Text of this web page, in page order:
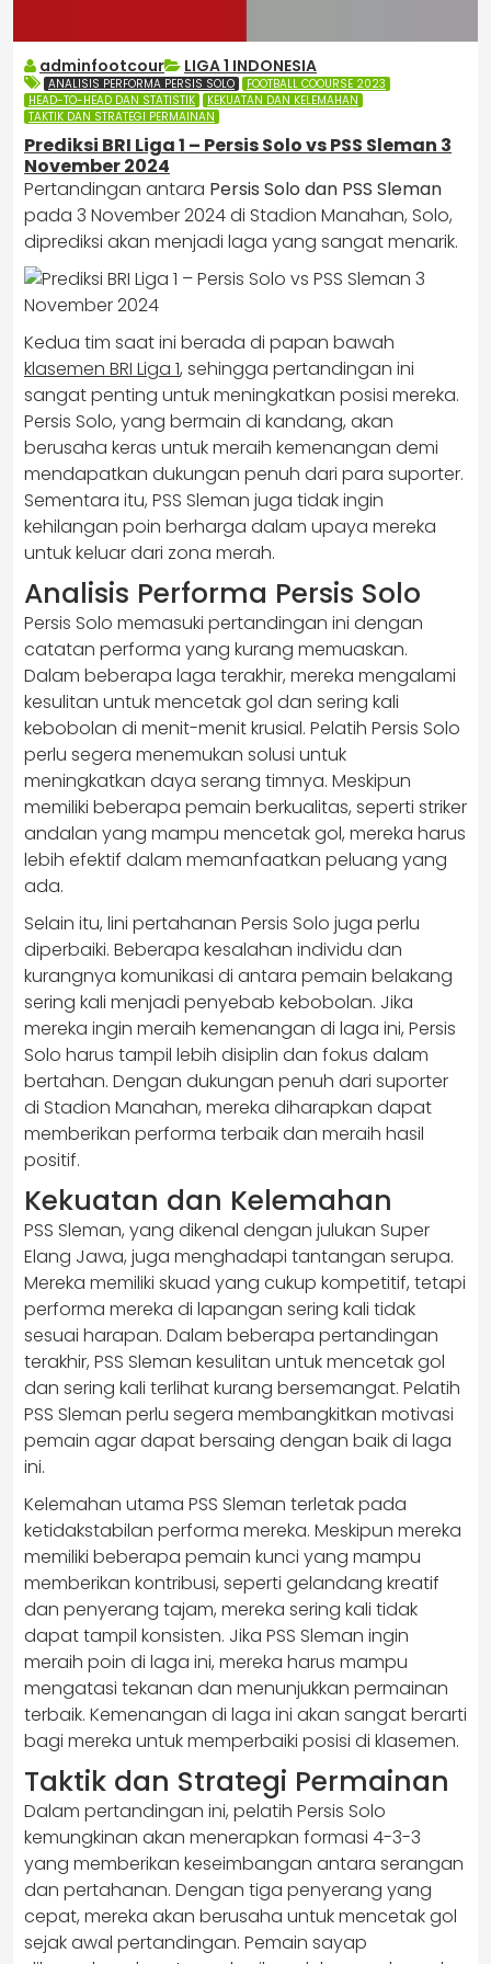
adminfootcour LIGA 1 INDONESIA
ANALISIS PERFORMA PERSIS SOLO
FOOTBALL COOURSE 2023
HEAD-TO-HEAD DAN STATISTIK
KEKUATAN DAN KELEMAHAN
TAKTIK DAN STRATEGI PERMAINAN
Prediksi BRI Liga 1 – Persis Solo vs PSS Sleman 3
November 2024
Pertandingan antara Persis Solo dan PSS Sleman
pada 3 November 2024 di Stadion Manahan, Solo,
diprediksi akan menjadi laga yang sangat menarik.
Kedua tim saat ini berada di papan bawah
klasemen BRI Liga 1, sehingga pertandingan ini
sangat penting untuk meningkatkan posisi mereka.
Persis Solo, yang bermain di kandang, akan
berusaha keras untuk meraih kemenangan demi
mendapatkan dukungan penuh dari para suporter.
Sementara itu, PSS Sleman juga tidak ingin
kehilangan poin berharga dalam upaya mereka
untuk keluar dari zona merah.
Analisis Performa Persis Solo
Persis Solo memasuki pertandingan ini dengan
catatan performa yang kurang memuaskan.
Dalam beberapa laga terakhir, mereka mengalami
kesulitan untuk mencetak gol dan sering kali
kebobolan di menit-menit krusial. Pelatih Persis Solo
perlu segera menemukan solusi untuk
meningkatkan daya serang timnya. Meskipun
memiliki beberapa pemain berkualitas, seperti striker
andalan yang mampu mencetak gol, mereka harus
lebih efektif dalam memanfaatkan peluang yang
ada.
Selain itu, lini pertahanan Persis Solo juga perlu
diperbaiki. Beberapa kesalahan individu dan
kurangnya komunikasi di antara pemain belakang
sering kali menjadi penyebab kebobolan. Jika
mereka ingin meraih kemenangan di laga ini, Persis
Solo harus tampil lebih disiplin dan fokus dalam
bertahan. Dengan dukungan penuh dari suporter
di Stadion Manahan, mereka diharapkan dapat
memberikan performa terbaik dan meraih hasil
positif.
Kekuatan dan Kelemahan
PSS Sleman, yang dikenal dengan julukan Super
Elang Jawa, juga menghadapi tantangan serupa.
Mereka memiliki skuad yang cukup kompetitif, tetapi
performa mereka di lapangan sering kali tidak
sesuai harapan. Dalam beberapa pertandingan
terakhir, PSS Sleman kesulitan untuk mencetak gol
dan sering kali terlihat kurang bersemangat. Pelatih
PSS Sleman perlu segera membangkitkan motivasi
pemain agar dapat bersaing dengan baik di laga
ini.
Kelemahan utama PSS Sleman terletak pada
ketidakstabilan performa mereka. Meskipun mereka
memiliki beberapa pemain kunci yang mampu
memberikan kontribusi, seperti gelandang kreatif
dan penyerang tajam, mereka sering kali tidak
dapat tampil konsisten. Jika PSS Sleman ingin
meraih poin di laga ini, mereka harus mampu
mengatasi tekanan dan menunjukkan permainan
terbaik. Kemenangan di laga ini akan sangat berarti
bagi mereka untuk memperbaiki posisi di klasemen.
Taktik dan Strategi Permainan
Dalam pertandingan ini, pelatih Persis Solo
kemungkinan akan menerapkan formasi 4-3-3
yang memberikan keseimbangan antara serangan
dan pertahanan. Dengan tiga penyerang yang
cepat, mereka akan berusaha untuk mencetak gol
sejak awal pertandingan. Pemain sayap